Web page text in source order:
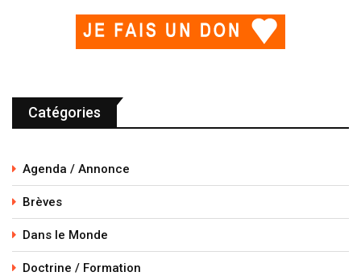
Catégories
Agenda / Annonce
Brèves
Dans le Monde
Doctrine / Formation